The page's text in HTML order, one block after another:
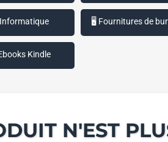
🖥️ Fournitures de
Kindle
N'EST